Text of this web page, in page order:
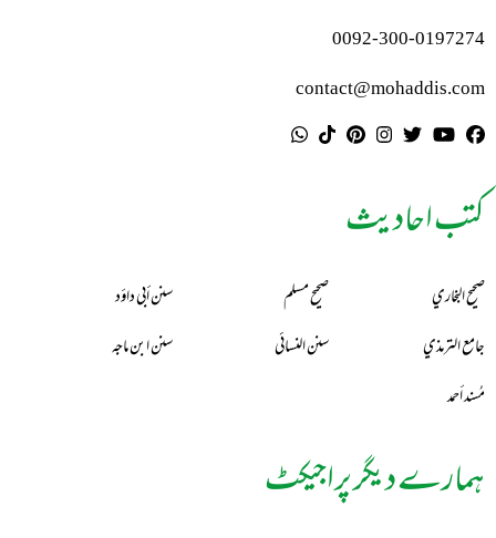
0092-300-0197274
contact@mohaddis.com
کتب احادیث
صحيح البخاري صحيح مسلم
سنن أبي داؤد
جامع الترمذي
سنن النسائي
سنن ابن ماجه
مُسند أحمد
ہمارے دیگر پراجیکٹ